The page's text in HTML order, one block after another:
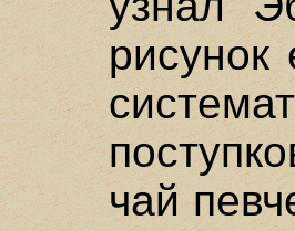
рисунок
чай